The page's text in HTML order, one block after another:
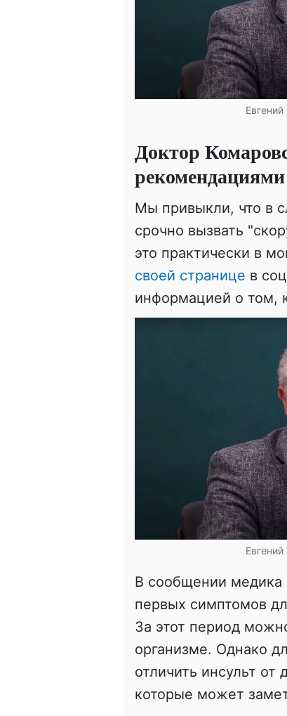
Доктор
рекомендациями
Мы привыкли, что в
срочно вызвать
это практически в
своей странице в
информацией о том,
В сообщении медика
первых симптомов
За этот период
организме. Однако
отличить инсульт
которые может